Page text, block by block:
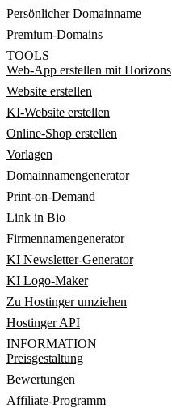
Persönlicher Domainname
Premium-Domains
TOOLS
Web-App erstellen mit Horizons
Website erstellen
KI-Website erstellen
Online-Shop erstellen
Vorlagen
Domainnamengenerator
Print-on-Demand
Link in Bio
Firmennamengenerator
KI Newsletter-Generator
KI Logo-Maker
Zu Hostinger umziehen
Hostinger API
INFORMATION
Preisgestaltung
Bewertungen
Affiliate-Programm